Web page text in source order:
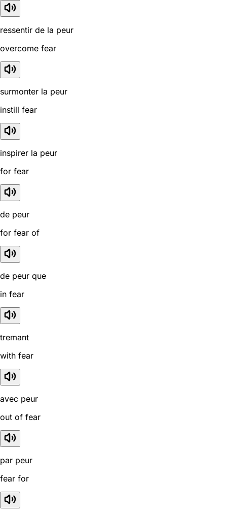
ressentir de la peur
overcome fear
surmonter la peur
instill fear
inspirer la peur
for fear
de peur
for fear of
de peur que
in fear
tremant
with fear
avec peur
out of fear
par peur
fear for